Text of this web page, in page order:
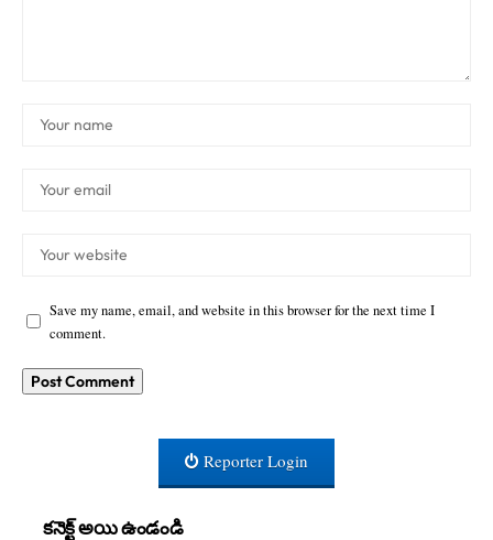
Save my name, email, and website in this browser for the next time I
comment.
Reporter Login
కనెక్ట్ అయి ఉండండి